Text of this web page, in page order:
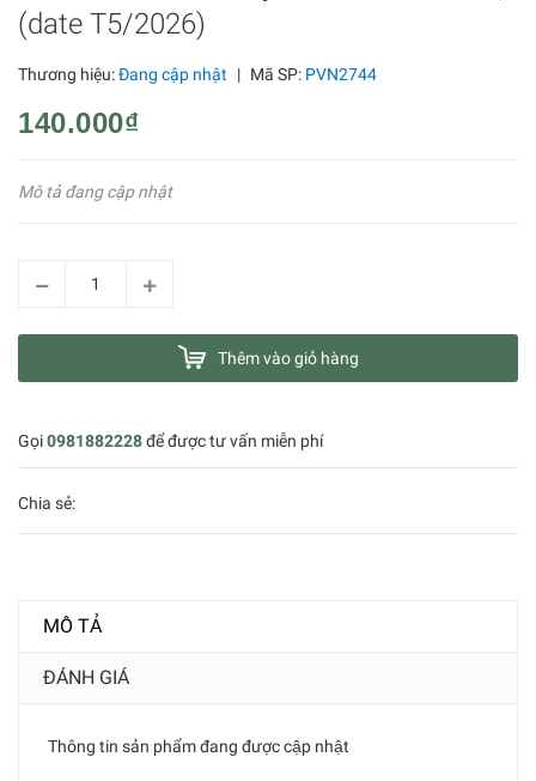
(date T5/2026)
Thương hiệu:Đang cập nhật | Mã SP: PVN2744
140.000₫
Mô tả đang cập nhật
Thêm vào giỏ hàng
Gọi0981882228để được tư vấn miễn phí
Chia sẻ:
MÔ TẢ
ĐÁNH GIÁ
Thông tin sản phẩm đang được cập nhật